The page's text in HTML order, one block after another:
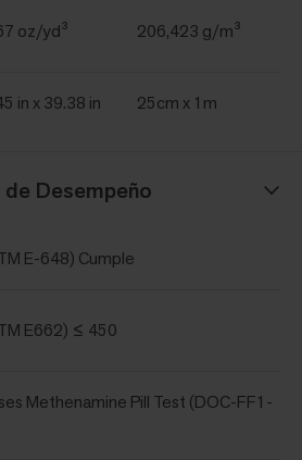
oz/yd³ 206,423 g/m³
in x 39.38 in 25cm x 1m
Desempeño
E-648) Cumple
E662) ≤ 450
Methenamine Pill Test (DOC-FF1-